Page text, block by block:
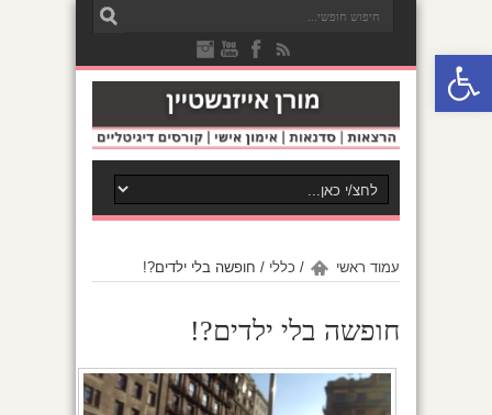
פתח סרגל נגישות
עמוד ראשי / כללי / חופשה בלי ילדים?!
חופשה בלי ילדים?!